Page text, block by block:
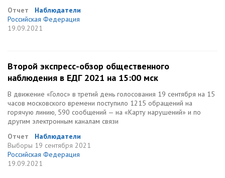
Отчет
Наблюдатели
Российская Федерация
19.09.2021
Второй экспресс-обзор общественного
наблюдения в ЕДГ 2021 на 15:00 мск
В движение «Голос» в третий день голосования 19 сентября на 15
часов московского времени поступило 1215 обращений на
горячую линию, 590 сообщений — на «Карту нарушений» и по
другим электронным каналам связи
Отчет
Наблюдатели
Выборы 19 сентября 2021
Российская Федерация
19.09.2021